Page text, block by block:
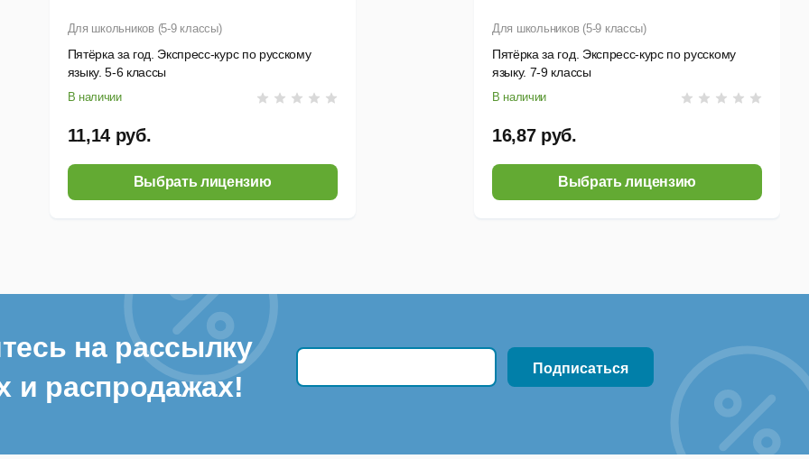
Для школьников (5-9 классы)
Пятёрка за год. Экспресс-курс по русскому
языку. 5-6 классы
В наличии
11,14 руб.
Выбрать лицензию
Для школьников (5-9 классы)
Пятёрка за год. Экспресс-курс по русскому
языку. 7-9 классы
В наличии
16,87 руб.
Выбрать лицензию
на рассылку
и распродажах!